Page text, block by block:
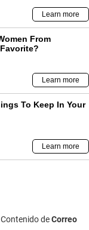
Contenido deCorreo